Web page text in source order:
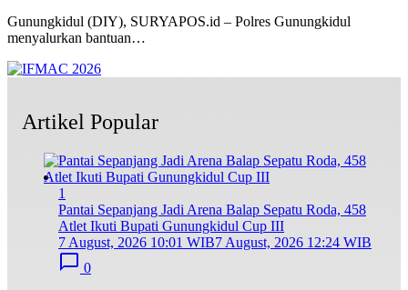
Gunungkidul (DIY), SURYAPOS.id – Polres Gunungkidul
menyalurkan bantuan…
Artikel Popular
1
Pantai Sepanjang Jadi Arena Balap Sepatu Roda, 458
Atlet Ikuti Bupati Gunungkidul Cup III
7 August, 2026 10:01 WIB7 August, 2026 12:24 WIB
0